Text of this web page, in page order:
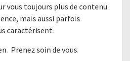
vous toujours plus de contenu
mais aussi parfois
caractérisent.
Prenez soin de vous.